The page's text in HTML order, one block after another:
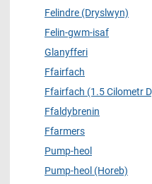
Felindre (Dryslwyn)
Felin-gwm-isaf
Glanyfferi
Ffairfach
Ffairfach (1.5 Cilometr
Ffaldybrenin
Ffarmers
Pump-heol
Pump-heol (Horeb)